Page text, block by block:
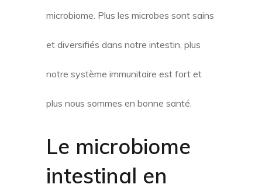
microbiome. Plus les microbes sont sains
et diversifiés dans notre intestin, plus
notre système immunitaire est fort et
plus nous sommes en bonne santé.
Le microbiome
intestinal en